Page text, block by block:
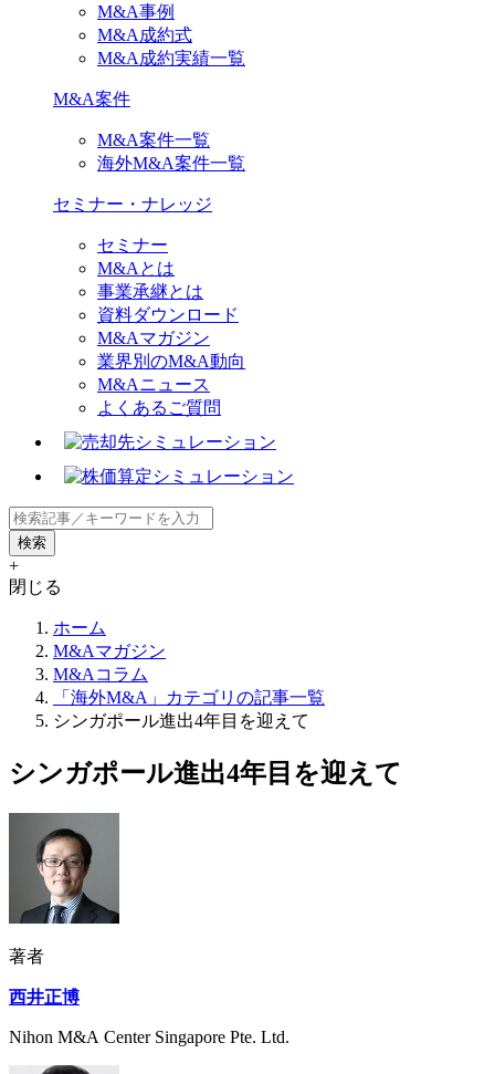
M&A事例
M&A成約式
M&A成約実績一覧
M&A案件
M&A案件一覧
海外M&A案件一覧
セミナー・ナレッジ
セミナー
M&Aとは
事業承継とは
資料ダウンロード
M&Aマガジン
業界別のM&A動向
M&Aニュース
よくあるご質問
+
閉じる
ホーム
M&Aマガジン
M&Aコラム
「海外M&A」カテゴリの記事一覧
シンガポール進出4年目を迎えて
シンガポール進出4年目を迎えて
著者
西井正博
Nihon M&A Center Singapore Pte. Ltd.